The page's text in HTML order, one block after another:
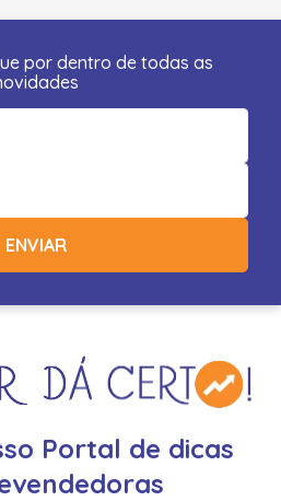
por dentro de todas as
ENVIAR
Portal de dicas